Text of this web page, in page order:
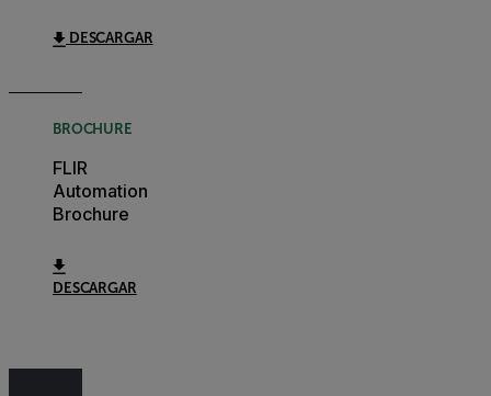
DESCARGAR
BROCHURE
FLIR
Automation
Brochure
DESCARGAR